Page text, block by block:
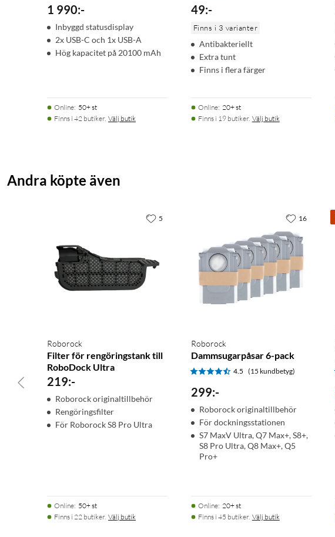
1 990:-
Inbyggd statusdisplay
2x USB-C och 1x USB-A
Hög kapacitet på 20100 mAh
Online: 50+ st
Finns i 42 butiker. Välj butik
49:-
Finns i 3 varianter
Antibakteriellt
Extra tunt
Finns i flera färger
Online: 20+ st
Finns i 19 butiker. Välj butik
Andra köpte även
Roborock
Filter för rengöringstank till
RoboDock Ultra
219:-
Roborock originaltillbehör
Rengöringsfilter
För Roborock S8 Pro Ultra
Online: 50+ st
Finns i 22 butiker. Välj butik
5
Roborock
Dammsugarpåsar 6-pack
4.5 (15 kundbetyg)
299:-
Roborock originaltillbehör
För dockningsstationen
S7 MaxV Ultra, Q7 Max+, S8+,
S8 Pro Ultra, Q8 Max+, Q5
Pro+
Online: 20+ st
Finns i 45 butiker. Välj butik
16